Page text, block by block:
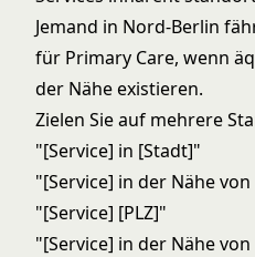
Jemand in Nord-Berlin
für Primary Care, wenn
der Nähe existieren.
Zielen Sie auf mehrere
"[Service] in [Stadt]"
"[Service] in der Nähe
"[Service] [PLZ]"
"[Service] in der Nähe